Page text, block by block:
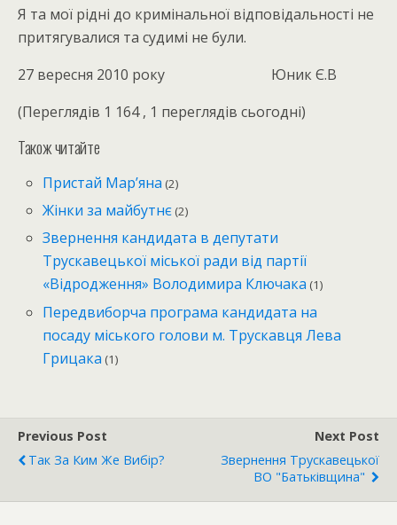
Я та мої рідні до кримінальної відповідальності не
притягувалися та судимі не були.
27 вересня 2010 року Юник Є.В
(Переглядів 1 164 , 1 переглядів сьогодні)
Також читайте
Пристай Мар’яна (2)
Жінки за майбутнє (2)
Звернення кандидата в депутати
Трускавецької міської ради від партії
«Відродження» Володимира Ключака (1)
Передвиборча програма кандидата на
посаду міського голови м. Трускавця Лева
Грицака (1)
Previous Post
Так За Ким Же Вибір?
Next Post
Звернення Трускавецької
ВО "Батьківщина"